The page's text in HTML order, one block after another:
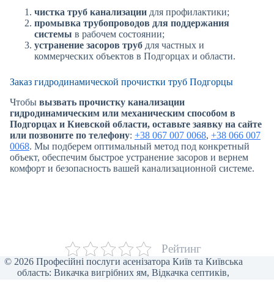
чистка труб канализации для профилактики;
промывка трубопроводов для поддержания
системы в рабочем состоянии;
устранение засоров труб для частных и
коммерческих объектов в Подгорцах и области.
Заказ гидродинамической прочистки труб Подгорцы
Чтобы вызвать прочистку канализации
гидродинамическим или механическим способом в
Подгорцах и Киевской области, оставьте заявку на сайте
или позвоните по телефону: +38 067 007 0068, +38 066 007
0068. Мы подберем оптимальный метод под конкретный
объект, обеспечим быстрое устранение засоров и вернем
комфорт и безопасность вашей канализационной системе.
Рейтинг
© 2026 Професійні послуги асенізатора Київ та Київська
область: Викачка вигрібних ям, Відкачка септиків,